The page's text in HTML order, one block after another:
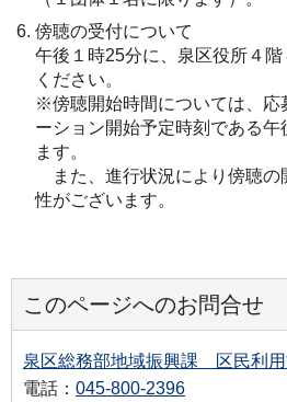
傍聴の受付について
午後１時25分に、泉区役所４
ください。
※傍聴開始時間については、応
ーション開始予定時刻である
ます。
また、進行状況により傍聴の
性がございます。
このページへのお問合せ
泉区総務部地域振興課 区民利用
電話： 045-800-2396